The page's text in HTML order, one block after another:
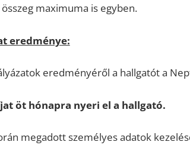
maximuma is egyben.
eredménye:
eredményéről a hallgatót a
öt hónapra nyeri el a hallgató.
megadott személyes adatok